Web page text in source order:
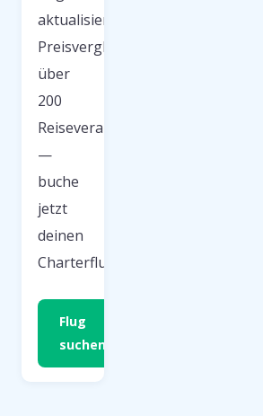
aktualisierter
Preisvergleich
über
200
Reiseveranstalter
—
buche
jetzt
deinen
Charterflug.
Flug
suchen